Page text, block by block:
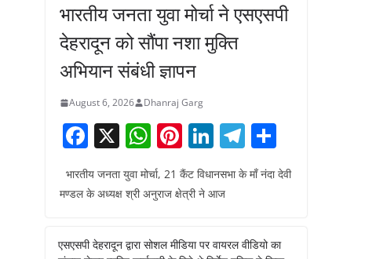
भारतीय जनता युवा मोर्चा ने एसएसपी
देहरादून को सौंपा नशा मुक्ति
अभियान संबंधी ज्ञापन
August 6, 2026 Dhanraj Garg
F
c
b
X W
h
at
s
A
Pi
nt
er
e
st
Li
k
dI
T
el
e
a
h
ar
भारतीय जनता युवा मोर्चा, 21 कैंट विधानसभा के माँ नंदा देवी
मण्डल के अध्यक्ष श्री अनुराज क्षेत्री ने आज
एसएसपी देहरादून द्वारा सोशल मीडिया पर वायरल वीडियो का